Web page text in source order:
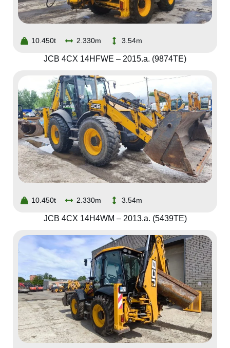
10.450t 2.330m 3.54m
JCB 4CX 14HFWE – 2015.a. (9874TE)
10.450t 2.330m 3.54m
JCB 4CX 14H4WM – 2013.a. (5439TE)